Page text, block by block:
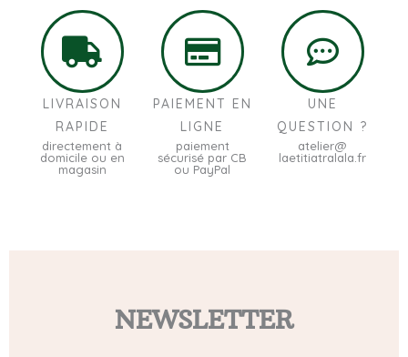
LIVRAISON
RAPIDE
directement à
domicile ou en
magasin
PAIEMENT EN
LIGNE
paiement
sécurisé par CB
ou PayPal
UNE
QUESTION ?
atelier@
laetitiatralala.fr
NEWSLETTER